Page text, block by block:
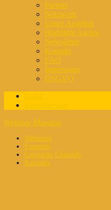
Partner
Netzwerk
Unser Angebot
Highlight Archiv
Newsletter
Kontakt
FAQ
Impressum
DSGVO
Webinar Magazin
Webinare
Experten
Corporate Channels
Kalender